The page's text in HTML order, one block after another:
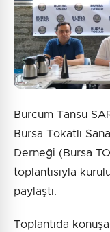
Burcum Tansu
Bursa Tokatlı
Derneği (Bursa
toplantısıyla
paylaştı.
Toplantıda